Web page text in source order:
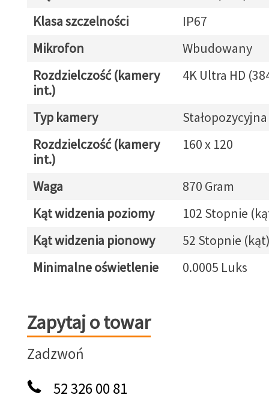
Klasa szczelności
IP67
Mikrofon
Wbudowany
Rozdzielczość (kamery
int.)
4K Ultra HD
Typ kamery
Stałopozycyjna
Rozdzielczość (kamery
int.)
160 x 120
Waga
870 Gram
Kąt widzenia poziomy
102 Stopnie
Kąt widzenia pionowy
52 Stopnie
Minimalne oświetlenie
0.0005 Luks
Zapytaj o towar
Zapytaj o towar
Zadzwoń
52 326 00 81